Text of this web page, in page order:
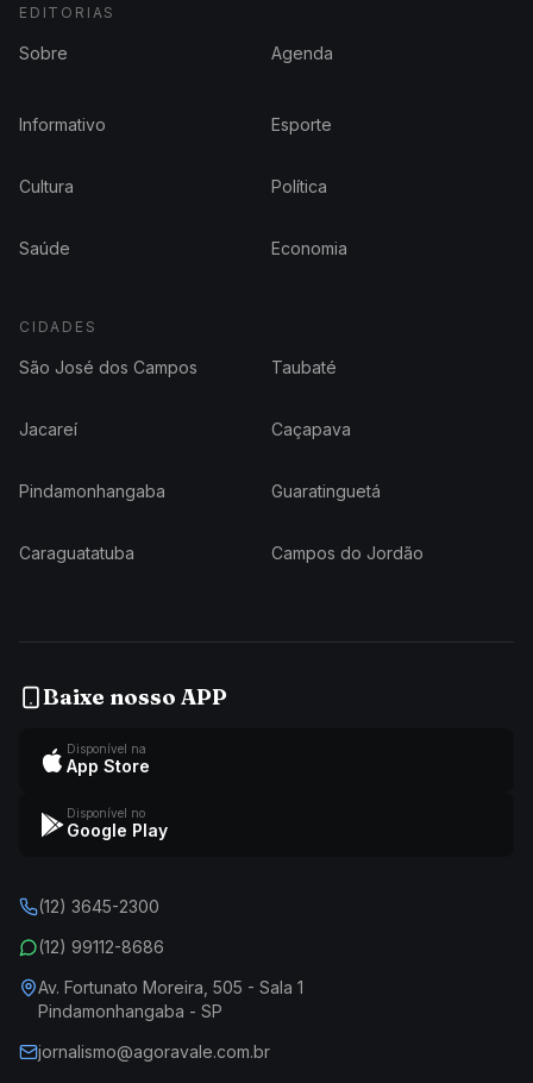
EDITORIAS
Sobre Agenda
Informativo Esporte
Cultura Política
Saúde Economia
CIDADES
São José dos Campos Taubaté
Jacareí Caçapava
Pindamonhangaba Guaratinguetá
Caraguatatuba Campos do Jordão
Baixe nosso APP
Disponível na
App Store
Disponível no
Google Play
(12) 3645-2300
(12) 99112-8686
Av. Fortunato Moreira, 505 - Sala 1
Pindamonhangaba - SP
jornalismo@agoravale.com.br